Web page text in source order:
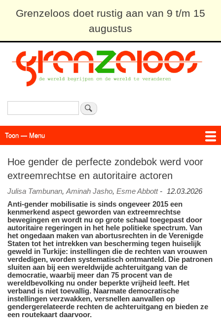
en
naar
inhoud
gaan
Grenzeloos doet rustig aan van 9 t/m 15
augustus
Zoeken
Menu
Toon — Menu
Hoe gender de perfecte zondebok werd voor
extreemrechtse en autoritaire actoren
Julisa Tambunan, Aminah Jasho, Esme Abbott- 12.03.2026
Anti-gender mobilisatie is sinds ongeveer 2015 een
kenmerkend aspect geworden van extreemrechtse
bewegingen en wordt nu op grote schaal toegepast door
autoritaire regeringen in het hele politieke spectrum. Van
het ongedaan maken van abortusrechten in de Verenigde
Staten tot het intrekken van bescherming tegen huiselijk
geweld in Turkije: instellingen die de rechten van vrouwen
verdedigen, worden systematisch ontmanteld. Die patronen
sluiten aan bij een wereldwijde achteruitgang van de
democratie, waarbij meer dan 75 procent van de
wereldbevolking nu onder beperkte vrijheid leeft. Het
verband is niet toevallig. Naarmate democratische
instellingen verzwakken, versnellen aanvallen op
gendergerelateerde rechten de achteruitgang en bieden ze
een routekaart daarvoor.